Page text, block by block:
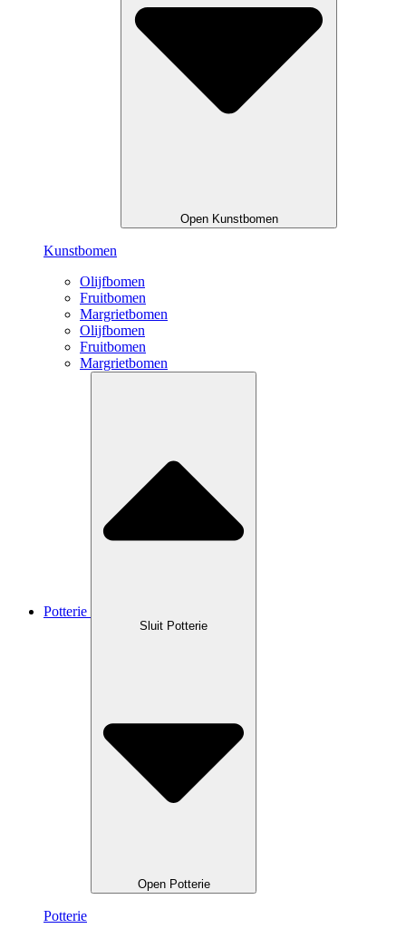
Open Kunstbomen
Kunstbomen
Olijfbomen
Fruitbomen
Margrietbomen
Olijfbomen
Fruitbomen
Margrietbomen
Potterie
Sluit Potterie
Open Potterie
Potterie